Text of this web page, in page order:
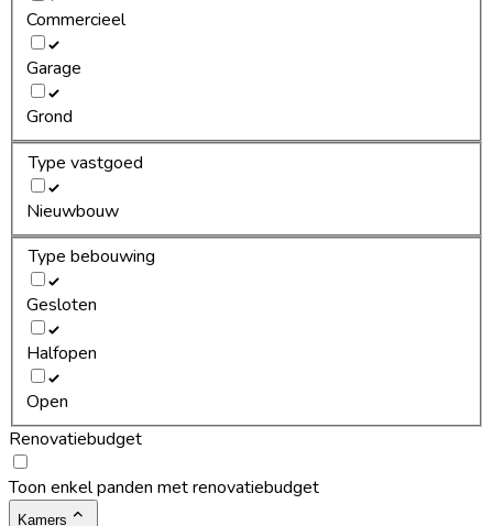
Commercieel
Garage
Grond
Type vastgoed
Nieuwbouw
Type bebouwing
Gesloten
Halfopen
Open
Renovatiebudget
Toon enkel panden met renovatiebudget
Kamers